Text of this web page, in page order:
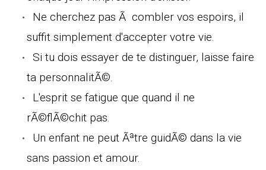
Ne cherchez pas Ã combler vos espoirs, il
suffit simplement d'accepter votre vie.
Si tu dois essayer de te distinguer, laisse faire
ta personnalitÃ©.
L'esprit se fatigue que quand il ne
rÃ©flÃ©chit pas.
Un enfant ne peut Ãªtre guidÃ© dans la vie
sans passion et amour.